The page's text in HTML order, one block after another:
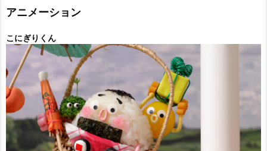
ー
アニメーション
こにぎりくん